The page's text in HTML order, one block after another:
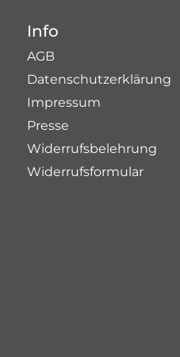
Info
AGB
Datenschutzerklärung
Impressum
Presse
Widerrufsbelehrung
Widerrufsformular